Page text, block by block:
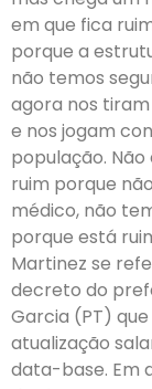
em que fica
porque a
não temos
agora nos
e nos jogam
população. Não
ruim porque
médico, não
porque está
Martinez se
decreto do
Garcia (PT)
atualização
data-base. Em